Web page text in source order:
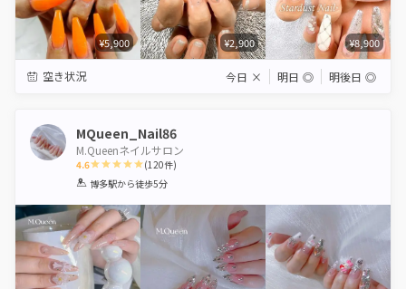
¥5,900 ¥2,900 ¥8,900
空き状況 今日 × 明日 ◎ 明後日 ◎
MQueen_Nail86
M.Queenネイルサロン
4.6
1 2 3 4 5
(120件)
博多駅から徒歩5分